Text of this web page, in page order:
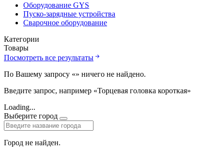
Оборудование GYS
Пуско-зарядные устройства
Сварочное оборудование
Категории
Товары
Посмотреть все результаты
По Вашему запросу «» ничего не найдено.
Введите запрос, например «Торцевая головка короткая»
Loading...
Выберите город
Город не найден.